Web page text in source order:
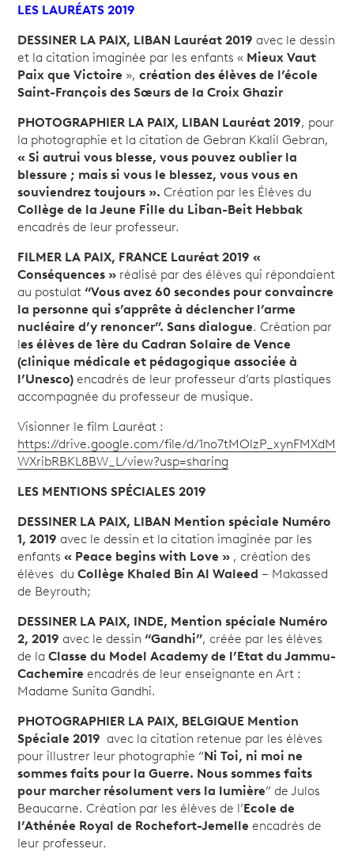
LES LAURÉATS 2019
DESSINER LA PAIX, LIBAN Lauréat 2019 avec le dessin
et la citation imaginée par les enfants « Mieux Vaut
Paix que Victoire »,création des élèves de l’école
Saint-François des Sœurs de la Croix Ghazir
PHOTOGRAPHIER LA PAIX, LIBAN Lauréat 2019, pour
la photographie et la citation de Gebran Kkalil Gebran,
« Si autrui vous blesse, vous pouvez oublier la
blessure ; mais si vous le blessez, vous vous en
souviendrez toujours ».Création par les Élèves du
Collège de la Jeune Fille du Liban-Beit Hebbak
encadrés de leur professeur.
FILMER LA PAIX, FRANCE Lauréat 2019 «
Conséquences » réalisé par des élèves qui répondaient
au postulat“Vous avez 60 secondes pour convaincre
la personne qui s’apprête à déclencher l’arme
nucléaire d’y renoncer”. Sans dialogue. Création par
les élèves de 1ère du Cadran Solaire de Vence
(clinique médicale et pédagogique associée à
l’Unesco)encadrés de leur professeur d’arts plastiques
accompagnée du professeur de musique.
Visionner le film Lauréat :
https://drive.google.com/file/d/1no7tMOlzP_xynFMXdM
WXribRBKL8BW_L/view?usp=sharing
LES MENTIONS SPÉCIALES 2019
DESSINER LA PAIX, LIBAN Mention spéciale Numéro
1, 2019 avec le dessin et la citation imaginée par les
enfants« Peace begins with Love » , création des
élèves duCollège Khaled Bin Al Waleed – Makassed
de Beyrouth;
DESSINER LA PAIX, INDE, Mention spéciale Numéro
2, 2019 avec le dessin“Gandhi”, créée par les élèves
de laClasse du Model Academy de l’Etat du Jammu-
Cachemire encadrés de leur enseignante en Art :
Madame Sunita Gandhi.
PHOTOGRAPHIER LA PAIX, BELGIQUE Mention
Spéciale 2019 avec la citation retenue par les élèves
pour illustrer leur photographie “Ni Toi, ni moi ne
sommes faits pour la Guerre. Nous sommes faits
pour marcher résolument vers la lumière” de Julos
Beaucarne. Création par les élèves de l’Ecole de
l’Athénée Royal de Rochefort-Jemelle encadrés de
leur professeur.